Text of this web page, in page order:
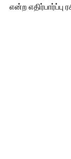
என்ற எதிர்பார்ப்பு